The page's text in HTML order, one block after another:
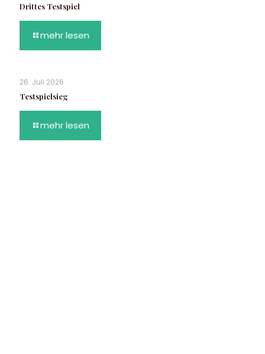
Drittes Testspiel
mehr lesen
26. Juli 2026
Testspielsieg
mehr lesen